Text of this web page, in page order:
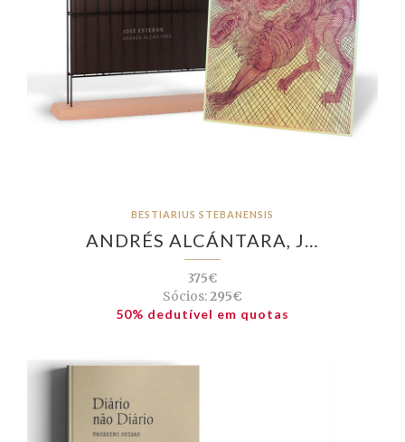
BESTIARIUS STEBANENSIS
ANDRÉS ALCÁNTARA, J…
375€
Sócios:295€
50% dedutível em quotas